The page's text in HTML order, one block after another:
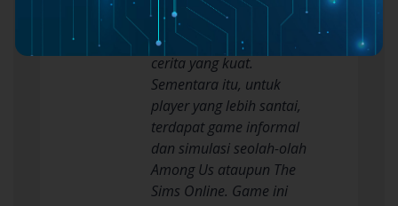
sedikit orang yang
menyukai eksplorasi dan
cerita yang kuat.
Sementara itu, untuk
player yang lebih santai,
terdapat game informal
dan simulasi seolah-olah
Among Us ataupun The
Sims Online. Game ini